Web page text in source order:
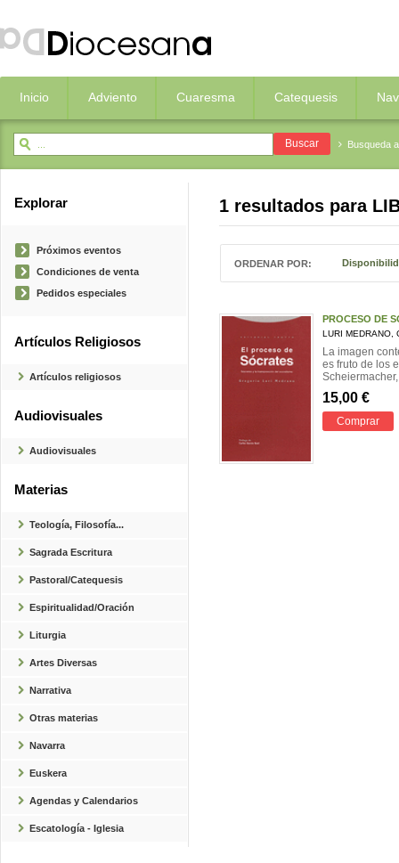
Inicio Adviento Cuaresma Catequesis
Busqueda
Explorar
Próximos eventos
Condiciones de venta
Pedidos especiales
Artículos Religiosos
Artículos religiosos
Audiovisuales
Audiovisuales
Materias
Teología, Filosofía...
Sagrada Escritura
Pastoral/Catequesis
Espiritualidad/Oración
Liturgia
Artes Diversas
Narrativa
Otras materias
Navarra
Euskera
Agendas y Calendarios
Escatología - Iglesia
1 resultados para
ORDENAR POR:
PROCESO DE
LURI MEDRANO,
La imagen
es fruto de los
15,00 €
Comprar